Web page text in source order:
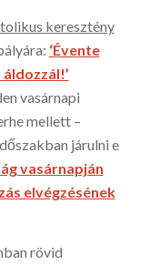
keresztény
‘Évente
vasárnapi
mellett –
járulni e
vasárnapján
elvégzésének
rövid